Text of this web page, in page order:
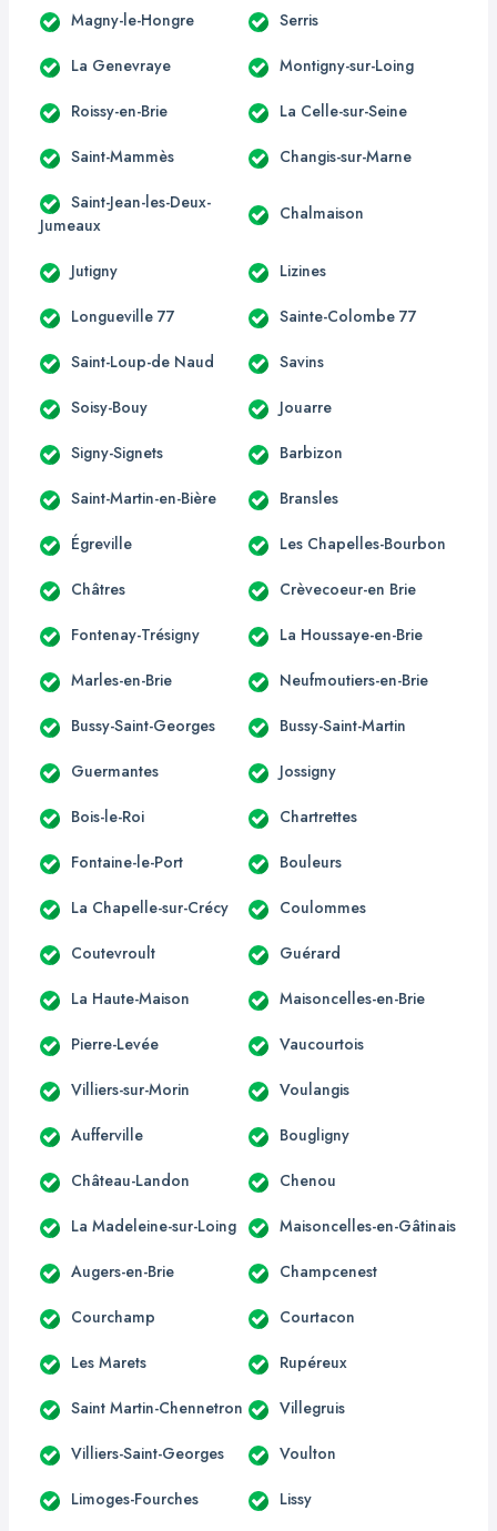
Magny-le-Hongre Serris
La Genevraye Montigny-sur-Loing
Roissy-en-Brie La Celle-sur-Seine
Saint-Mammès Changis-sur-Marne
Saint-Jean-les-Deux-
Jumeaux
Chalmaison
Jutigny Lizines
Longueville 77 Sainte-Colombe 77
Saint-Loup-de Naud Savins
Soisy-Bouy Jouarre
Signy-Signets Barbizon
Saint-Martin-en-Bière Bransles
Égreville Les Chapelles-Bourbon
Châtres Crèvecoeur-en Brie
Fontenay-Trésigny La Houssaye-en-Brie
Marles-en-Brie Neufmoutiers-en-Brie
Bussy-Saint-Georges Bussy-Saint-Martin
Guermantes Jossigny
Bois-le-Roi Chartrettes
Fontaine-le-Port Bouleurs
La Chapelle-sur-Crécy Coulommes
Coutevroult Guérard
La Haute-Maison Maisoncelles-en-Brie
Pierre-Levée Vaucourtois
Villiers-sur-Morin Voulangis
Aufferville Bougligny
Château-Landon Chenou
La Madeleine-sur-Loing Maisoncelles-en-Gâtinais
Augers-en-Brie Champcenest
Courchamp Courtacon
Les Marets Rupéreux
Saint Martin-Chennetron Villegruis
Villiers-Saint-Georges Voulton
Limoges-Fourches Lissy